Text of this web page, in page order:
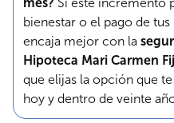
bienestar o el pago de
encaja mejor con la
Hipoteca Mari Carmen
que elijas la opción que
hoy y dentro de veinte